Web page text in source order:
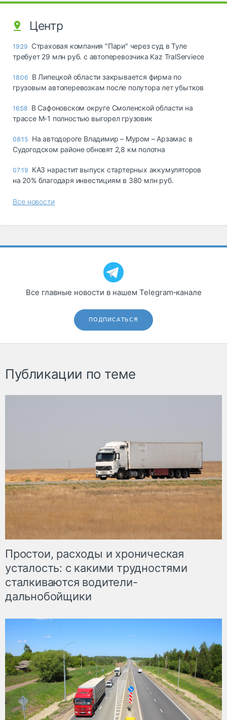
Центр
19:29 Страховая компания "Пари" через суд в Туле
требует 29 млн руб. с автоперевозчика Kaz TralServiece
18:06 В Липецкой области закрывается фирма по
грузовым автоперевозкам после полутора лет убытков
16:58 В Сафоновском округе Смоленской области на
трассе М-1 полностью выгорел грузовик
08:15 На автодороге Владимир – Муром – Арзамас в
Судогодском районе обновят 2,8 км полотна
07:19 КАЗ нарастит выпуск стартерных аккумуляторов
на 20% благодаря инвестициям в 380 млн руб.
Все новости
Все главные новости в нашем Telegram‑канале
ПОДПИСАТЬСЯ
Публикации по теме
Простои, расходы и хроническая
усталость: с какими трудностями
сталкиваются водители-
дальнобойщики